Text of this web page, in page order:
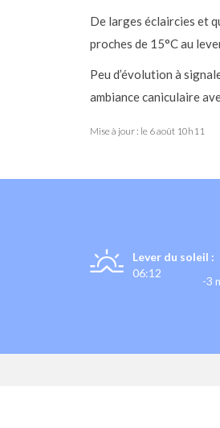
De larges éclaircies et
proches de 15°C au
Peu d’évolution à
ambiance caniculaire
Mise à jour : le 6 août 10h11
Lever du soleil :
06:12
-3